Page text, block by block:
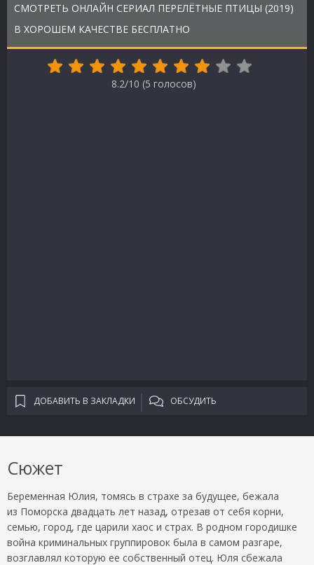
СМОТРЕТЬ ОНЛАЙН СЕРИАЛ ПЕРЕЛЁТНЫЕ ПТИЦЫ (2019)
В ХОРОШЕМ КАЧЕСТВЕ БЕСПЛАТНО
8.2/10 (5 голосов)
ДОБАВИТЬ В ЗАКЛАДКИ ОБСУДИТЬ
Сюжет
Беременная Юлия, томясь в страхе за будущее, бежала
из Поморска двадцать лет назад, отрезав от себя корни,
семью, город, где царили хаос и страх. В родном городишке
война криминальных группировок была в самом разгаре,
возглавлял которую ее собственный отец. Юля сбежала